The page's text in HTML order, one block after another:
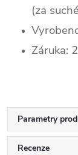
(za
Záruka:
Parametry
Recenze